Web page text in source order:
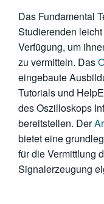
Das Fundamental
Studierenden
Verfügung, um
zu vermitteln. Das
eingebaute
Tutorials und
des Oszilloskops
bereitstellen. Der
bietet eine
für die Vermittlung
Signalerzeugung